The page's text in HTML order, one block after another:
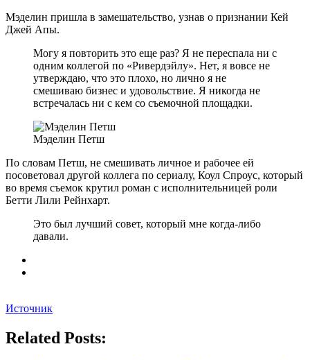
Мэделин пришла в замешательство, узнав о признании Кей
Джей Апы.
Могу я повторить это еще раз? Я не переспала ни с
одним коллегой по «Ривердэйлу». Нет, я вовсе не
утверждаю, что это плохо, но лично я не
смешиваю бизнес и удовольствие. Я никогда не
встречалась ни с кем со съемочной площадки.
Мэделин Петш
По словам Петш, не смешивать личное и рабочее ей
посоветовал другой коллега по сериалу, Коул Спроус, который
во время съемок крутил роман с исполнительницей роли
Бетти Лили Рейнхарт.
Это был лучший совет, который мне когда-либо
давали.
Источник
Related Posts: